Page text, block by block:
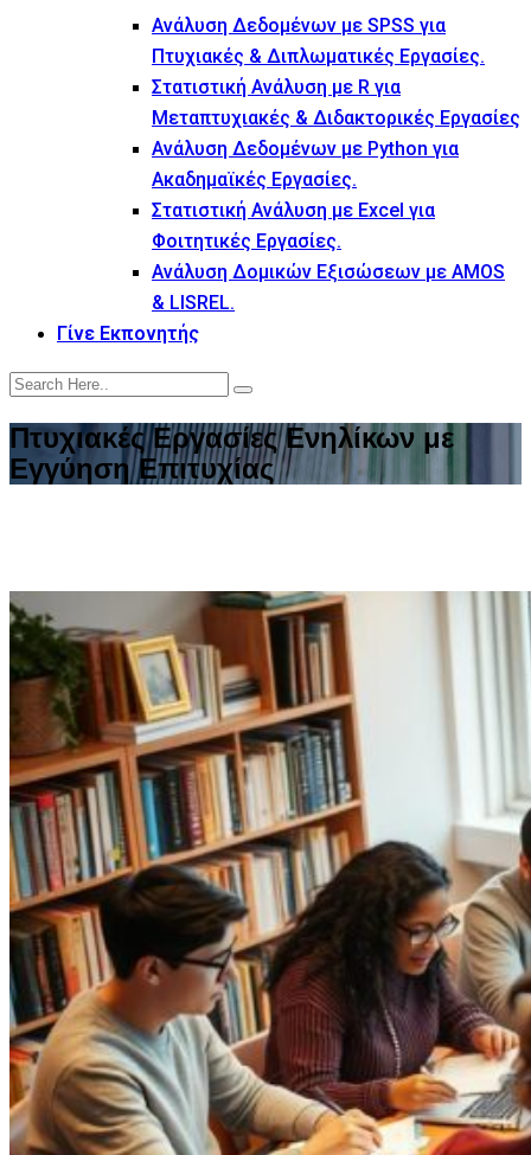
Ανάλυση Δεδομένων με SPSS για
Πτυχιακές & Διπλωματικές Εργασίες.
Στατιστική Ανάλυση με R για
Μεταπτυχιακές & Διδακτορικές Εργασίες
Ανάλυση Δεδομένων με Python για
Ακαδημαϊκές Εργασίες.
Στατιστική Ανάλυση με Excel για
Φοιτητικές Εργασίες.
Ανάλυση Δομικών Εξισώσεων με AMOS
& LISREL.
Γίνε Εκπονητής
Πτυχιακές Εργασίες Ενηλίκων με
Εγγύηση Επιτυχίας